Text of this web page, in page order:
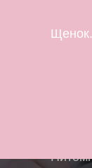
Щенок.